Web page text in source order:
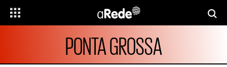
PONTA GROSSA